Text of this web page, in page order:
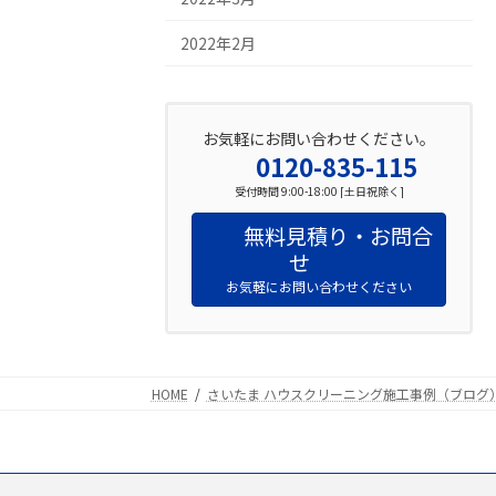
2022年2月
お気軽にお問い合わせください。
0120-835-115
受付時間 9:00-18:00 [土日祝除く]
無料見積り・お問合
せ
お気軽にお問い合わせください
HOME さいたま ハウスクリーニング施工事例（ブログ）